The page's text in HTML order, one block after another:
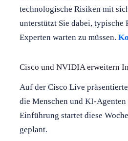
technologische Risiken mit
unterstützt Sie dabei, typische
Experten warten zu müssen.
Cisco und NVIDIA erweitern
Auf der Cisco Live
die Menschen und KI-
Einführung startet diese
geplant.